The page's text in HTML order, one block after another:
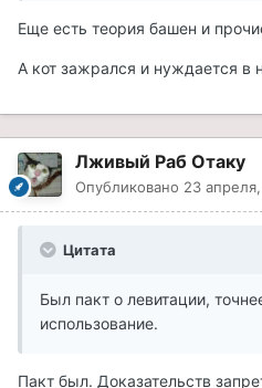
Еще есть теория башен и
А кот зажрался и нуждается
Лживый Раб Отаку
Опубликовано 23 апреля,
Цитата
Был пакт о левитации,
использование.
Пакт был. Доказательств